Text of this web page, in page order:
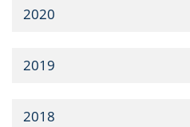
2020
2019
2018